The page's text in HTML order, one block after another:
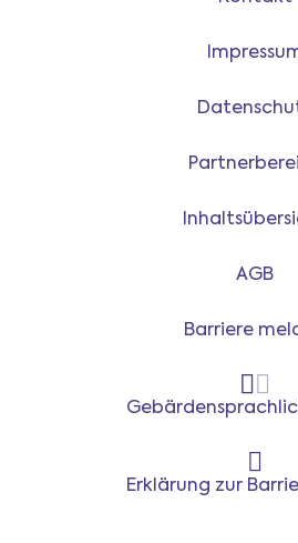
AGB
Barriere
Erklärung zur